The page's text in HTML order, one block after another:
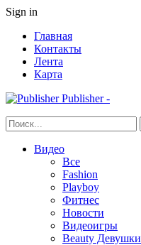
Sign in
Главная
Контакты
Лента
Карта
Publisher -
Видео
Все
Fashion
Playboy
Фитнес
Новости
Видеоигры
Beauty Девушки